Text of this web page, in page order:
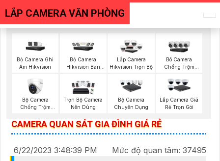
LẮP CAMERA VĂN PHÒNG
Bộ Camera Ghi
Âm Hikvision
Bộ Camera
Hikvision Ban
Lắp Camera
Hikvision Trọn Bộ
Bô Camera
Chống Trộm
Bộ Camera
Chống Trộm
Trọn Bộ Camera
Nên Dùng
Bộ Camera
Chuyên Dụng
Lắp Camera Giá
Rẻ Trọn Gói
CAMERA QUAN SÁT GIA ĐÌNH GIÁ RẺ
6/22/2023 3:48:39 PM Mức độ quan tâm: 37495